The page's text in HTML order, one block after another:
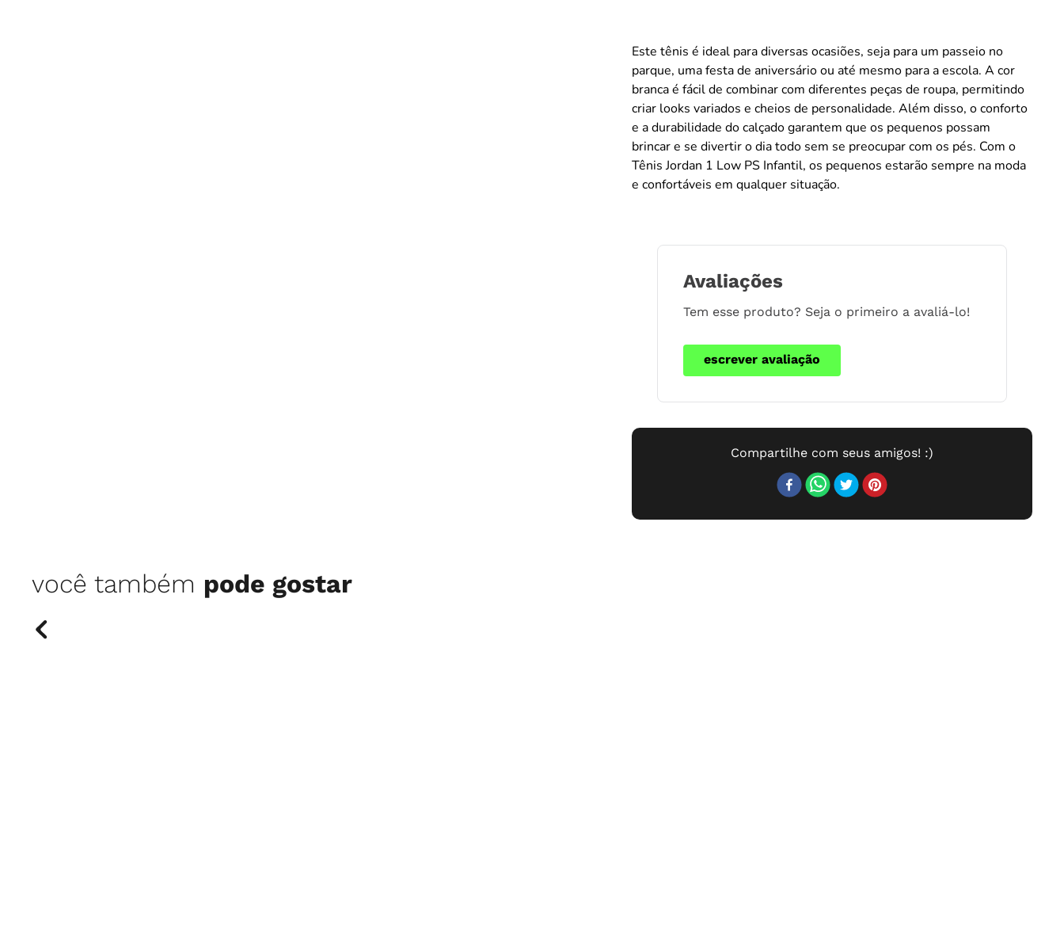
Este tênis é ideal para diversas ocasiões, seja para um passeio no
parque, uma festa de aniversário ou até mesmo para a escola. A cor
branca é fácil de combinar com diferentes peças de roupa, permitindo
criar looks variados e cheios de personalidade. Além disso, o conforto
e a durabilidade do calçado garantem que os pequenos possam
brincar e se divertir o dia todo sem se preocupar com os pés. Com o
Tênis Jordan 1 Low PS Infantil, os pequenos estarão sempre na moda
e confortáveis em qualquer situação.
Avaliações
Tem esse produto? Seja o primeiro a avaliá-lo!
escrever avaliação
você também pode gostar